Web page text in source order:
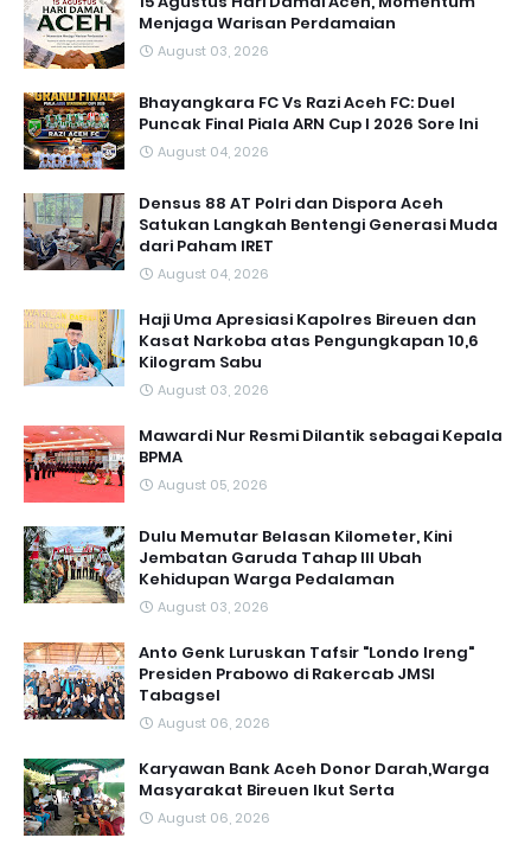
Menjaga Warisan Perdamaian
August 03, 2026
Bhayangkara FC Vs Razi Aceh FC: Duel
Puncak Final Piala ARN Cup I 2026 Sore Ini
August 04, 2026
Densus 88 AT Polri dan Dispora Aceh
Satukan Langkah Bentengi Generasi Muda
dari Paham IRET
August 04, 2026
Haji Uma Apresiasi Kapolres Bireuen dan
Kasat Narkoba atas Pengungkapan 10,6
Kilogram Sabu
August 03, 2026
Mawardi Nur Resmi Dilantik sebagai Kepala
BPMA
August 05, 2026
Dulu Memutar Belasan Kilometer, Kini
Jembatan Garuda Tahap III Ubah
Kehidupan Warga Pedalaman ‎
August 03, 2026
Anto Genk Luruskan Tafsir "Londo Ireng"
Presiden Prabowo di Rakercab JMSI
Tabagsel
August 06, 2026
Karyawan Bank Aceh Donor Darah,Warga
Masyarakat Bireuen Ikut Serta
August 06, 2026